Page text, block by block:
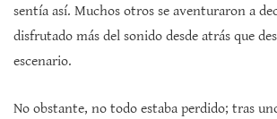
sentía así. Muchos otros se aventuraron a
disfrutado más del sonido desde atrás que
escenario.
No obstante, no todo estaba perdido; tras